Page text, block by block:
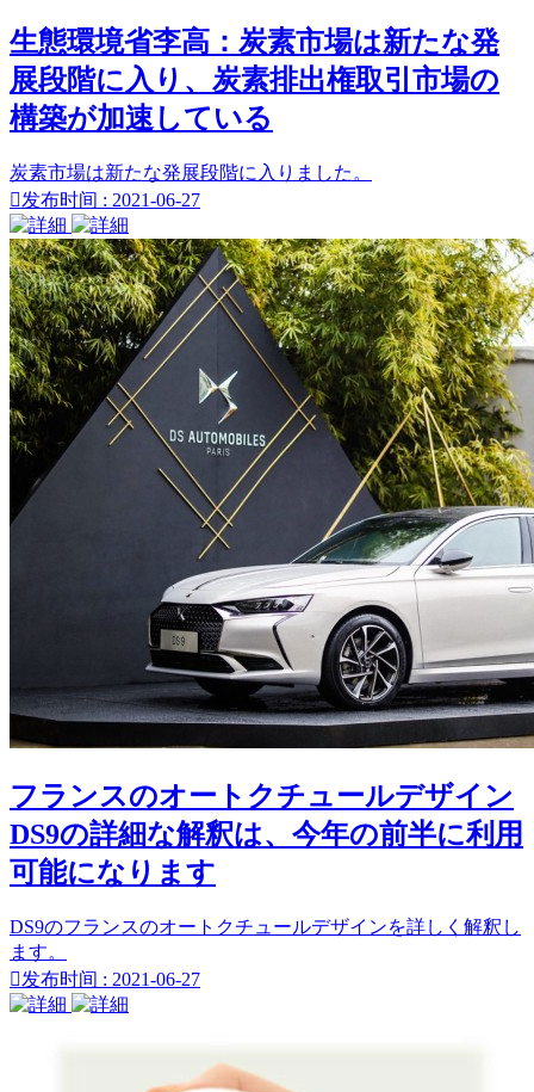
生態環境省李高：炭素市場は新たな発
展段階に入り、炭素排出権取引市場の
構築が加速している
炭素市場は新たな発展段階に入りました。
发布时间 : 2021-06-27
フランスのオートクチュールデザイン
DS9の詳細な解釈は、今年の前半に利用
可能になります
DS9のフランスのオートクチュールデザインを詳しく解釈し
ます。
发布时间 : 2021-06-27